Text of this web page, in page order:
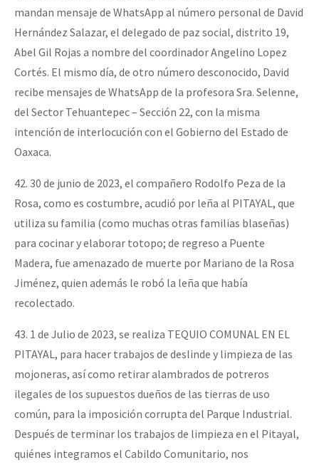
mandan mensaje de WhatsApp al número personal de David
Hernández Salazar, el delegado de paz social, distrito 19,
Abel Gil Rojas a nombre del coordinador Angelino Lopez
Cortés. El mismo día, de otro número desconocido, David
recibe mensajes de WhatsApp de la profesora Sra. Selenne,
del Sector Tehuantepec – Sección 22, con la misma
intención de interlocución con el Gobierno del Estado de
Oaxaca.
42. 30 de junio de 2023, el compañero Rodolfo Peza de la
Rosa, como es costumbre, acudió por leña al PITAYAL, que
utiliza su familia (como muchas otras familias blaseñas)
para cocinar y elaborar totopo; de regreso a Puente
Madera, fue amenazado de muerte por Mariano de la Rosa
Jiménez, quien además le robó la leña que había
recolectado.
43. 1 de Julio de 2023, se realiza TEQUIO COMUNAL EN EL
PITAYAL, para hacer trabajos de deslinde y limpieza de las
mojoneras, así como retirar alambrados de potreros
ilegales de los supuestos dueños de las tierras de uso
común, para la imposición corrupta del Parque Industrial.
Después de terminar los trabajos de limpieza en el Pitayal,
quiénes integramos el Cabildo Comunitario, nos